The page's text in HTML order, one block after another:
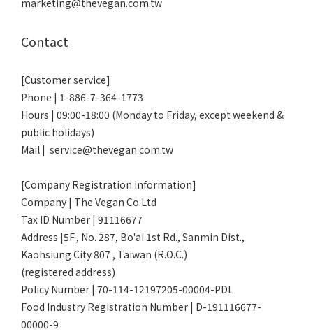
marketing@thevegan.com.tw
Contact
[Customer service]
Phone | 1-886-7-364-1773
Hours | 09:00-18:00 (Monday to Friday, except weekend &
public holidays)
Mail | service@thevegan.com.tw
[Company Registration Information]
Company | The Vegan Co.Ltd
Tax ID Number | 91116677
Address |5F., No. 287, Bo'ai 1st Rd., Sanmin Dist.,
Kaohsiung City 807 , Taiwan (R.O.C.)
(registered address)
Policy Number | 70-114-12197205-00004-PDL
Food Industry Registration Number | D-191116677-
00000-9